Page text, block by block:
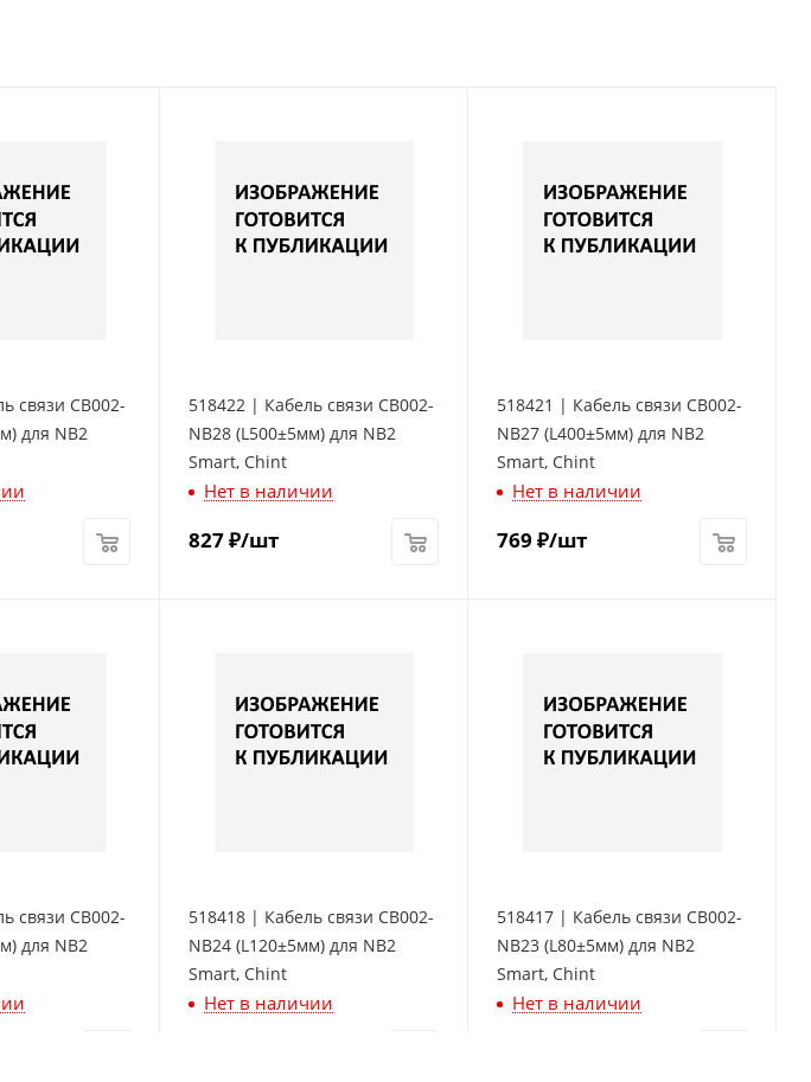
связи CB002-
для NB2
518422 | Кабель связи CB002-
NB28 (L500±5мм) для NB2
Smart, Chint
Нет в наличии
827₽/шт
518421 | Кабель связи CB002-
NB27 (L400±5мм) для NB2
Smart, Chint
Нет в наличии
769 ₽/шт
связи CB002-
для NB2
518418 | Кабель связи CB002-
NB24 (L120±5мм) для NB2
Smart, Chint
Нет в наличии
518417 | Кабель связи CB002-
NB23 (L80±5мм) для NB2
Smart, Chint
Нет в наличии